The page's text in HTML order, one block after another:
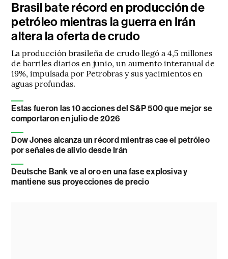
Brasil bate récord en producción de
petróleo mientras la guerra en Irán
altera la oferta de crudo
La producción brasileña de crudo llegó a 4,5 millones
de barriles diarios en junio, un aumento interanual de
19%, impulsada por Petrobras y sus yacimientos en
aguas profundas.
Estas fueron las 10 acciones del S&P 500 que mejor se
comportaron en julio de 2026
Dow Jones alcanza un récord mientras cae el petróleo
por señales de alivio desde Irán
Deutsche Bank ve al oro en una fase explosiva y
mantiene sus proyecciones de precio